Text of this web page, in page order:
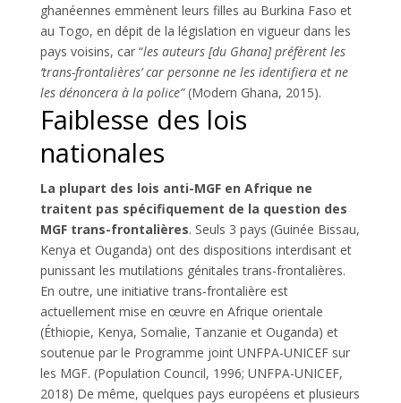
ghanéennes emmènent leurs filles au Burkina Faso et
au Togo, en dépit de la législation en vigueur dans les
pays voisins, car “les auteurs [du Ghana] préfèrent les
‘trans-frontalières’ car personne ne les identifiera et ne
les dénoncera à la police”(Modern Ghana, 2015).
Faiblesse des lois
nationales
La plupart des lois anti-MGF en Afrique ne
traitent pas spécifiquement de la question des
MGF trans-frontalières. Seuls 3 pays (Guinée Bissau,
Kenya et Ouganda) ont des dispositions interdisant et
punissant les mutilations génitales trans-frontalières.
En outre, une initiative trans-frontalière est
actuellement mise en œuvre en Afrique orientale
(Éthiopie, Kenya, Somalie, Tanzanie et Ouganda) et
soutenue par le Programme joint UNFPA-UNICEF sur
les MGF. (Population Council, 1996; UNFPA-UNICEF,
2018) De même, quelques pays européens et plusieurs